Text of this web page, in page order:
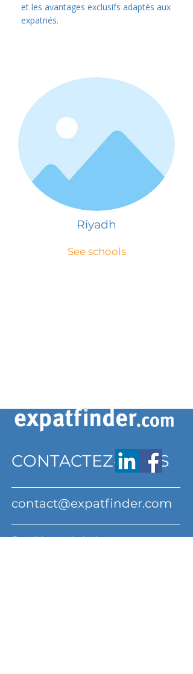
et les avantages exclusifs adaptés aux
expatriés.
Riyadh
See schools
CONTACTEZ-NOUS
contact@expatfinder.com
Conditions générales